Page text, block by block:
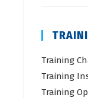
Training
Training
Training